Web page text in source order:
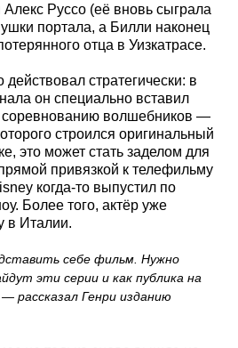
Алекс Руссо (её вновь сыграла
портала, а Билли наконец
отца в Уизкатрасе.
действовал стратегически: в
он специально вставил
соревнованию волшебников —
строился оригинальный
это может стать заделом для
привязкой к телефильму
когда-то выпустил по
Более того, актёр уже
в Италии.
себе фильм. Нужно
эти серии и как публика на
рассказал Генри изданию